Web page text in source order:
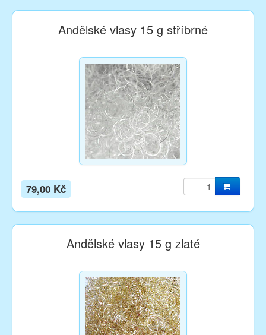
Andělské vlasy 15 g stříbrné
79,00 Kč
Andělské vlasy 15 g zlaté